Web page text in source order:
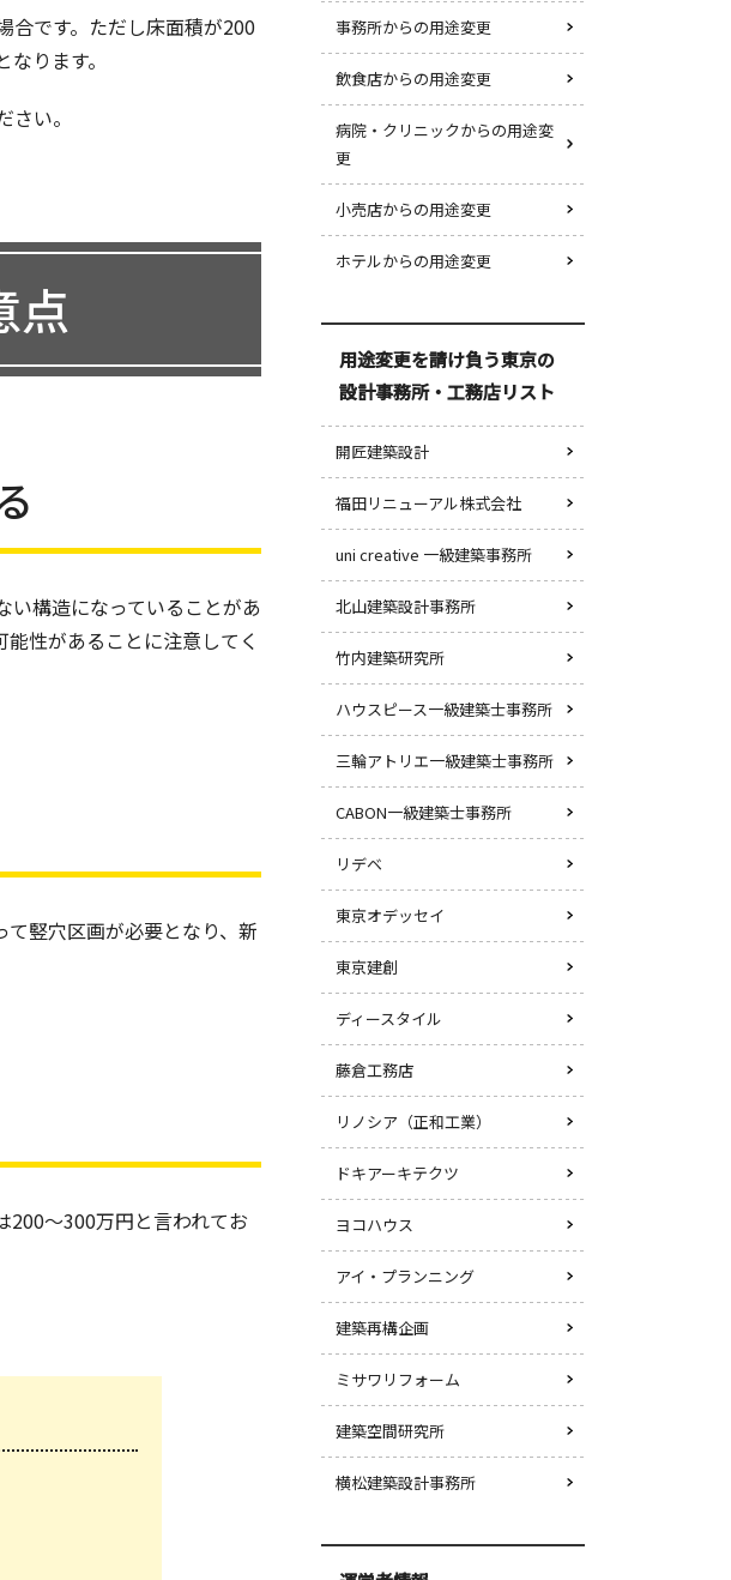
合です。ただし床面積が200
ります。
い。
点
い構造になっていることがあ
性があることに注意してく
竪穴区画が必要となり、新
200～300万円と言われてお
事務所からの用途変更
飲食店からの用途変更
病院・クリニックからの用途変
更
小売店からの用途変更
ホテルからの用途変更
用途変更を請け負う東京の
設計事務所・工務店リスト
開匠建築設計
福田リニューアル株式会社
uni creative 一級建築事務所
北山建築設計事務所
竹内建築研究所
ハウスピース一級建築士事務所
三輪アトリエ一級建築士事務所
CABON一級建築士事務所
リデベ
東京オデッセイ
東京建創
ディースタイル
藤倉工務店
リノシア（正和工業）
ドキアーキテクツ
ヨコハウス
アイ・プランニング
建築再構企画
ミサワリフォーム
建築空間研究所
横松建築設計事務所